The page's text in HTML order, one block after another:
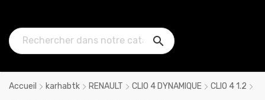
250DT D'ACHATS

Accueil karhabtk RENAULT CLIO 4 DYNAMIQUE
CLIO 4 1.2